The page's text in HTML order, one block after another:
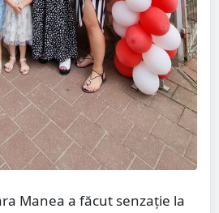
Manea a făcut senzație la